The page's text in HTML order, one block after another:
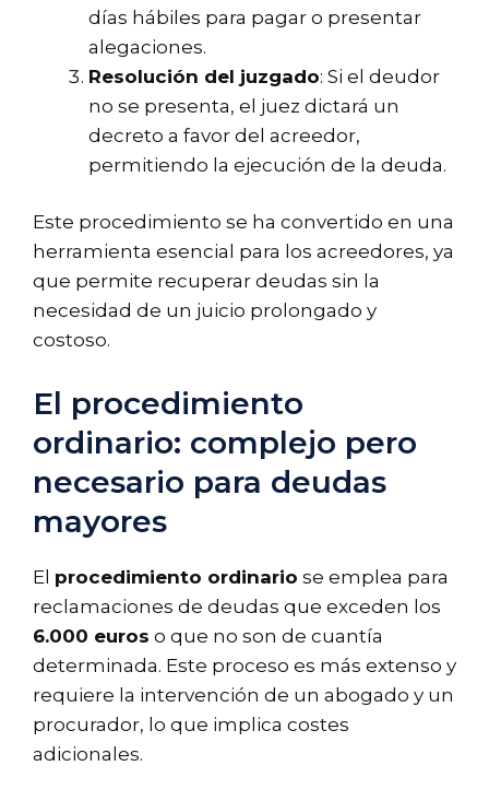
días hábiles para pagar o presentar
alegaciones.
Resolución del juzgado: Si el deudor
no se presenta, el juez dictará un
decreto a favor del acreedor,
permitiendo la ejecución de la deuda.
Este procedimiento se ha convertido en una
herramienta esencial para los acreedores, ya
que permite recuperar deudas sin la
necesidad de un juicio prolongado y
costoso.
El procedimiento
ordinario: complejo pero
necesario para deudas
mayores
El procedimiento ordinario se emplea para
reclamaciones de deudas que exceden los
6.000 euros o que no son de cuantía
determinada. Este proceso es más extenso y
requiere la intervención de un abogado y un
procurador, lo que implica costes
adicionales.